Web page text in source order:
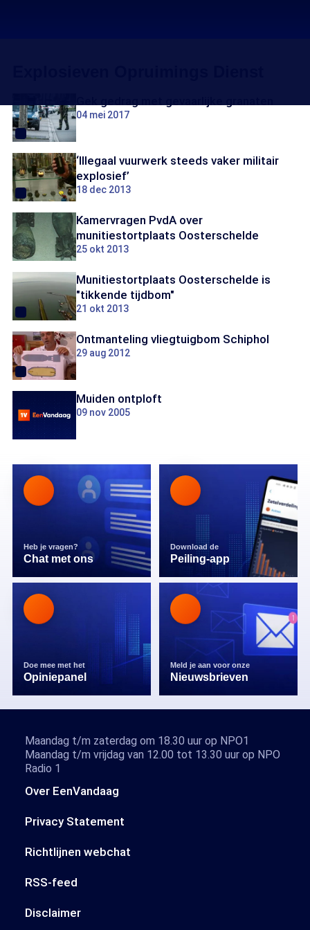
04 mei 2017
‘Illegaal vuurwerk steeds vaker militair
explosief’
18 dec 2013
Kamervragen PvdA over
munitiestortplaats Oosterschelde
25 okt 2013
Munitiestortplaats Oosterschelde is
"tikkende tijdbom"
21 okt 2013
Ontmanteling vliegtuigbom Schiphol
29 aug 2012
Muiden ontploft
09 nov 2005
Heb je vragen?
Chat met ons
Download de
Peiling-app
Doe mee met het
Opiniepanel
Meld je aan voor onze
Nieuwsbrieven
Over EenVandaag
Privacy Statement
Richtlijnen webchat
RSS-feed
Disclaimer
Maandag t/m zaterdag om 18.30 uur op NPO1
Maandag t/m vrijdag van 12.00 tot 13.30 uur op NPO
Radio 1